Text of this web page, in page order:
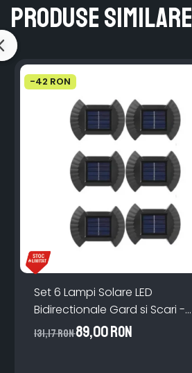
Produse similare
-42 RON
Set 6 Lampi Solare LED
Bidirectionale Gard si Scari -
200mAh, IP65, Alb Cald, Senzor
131,17 RON89,00 RON